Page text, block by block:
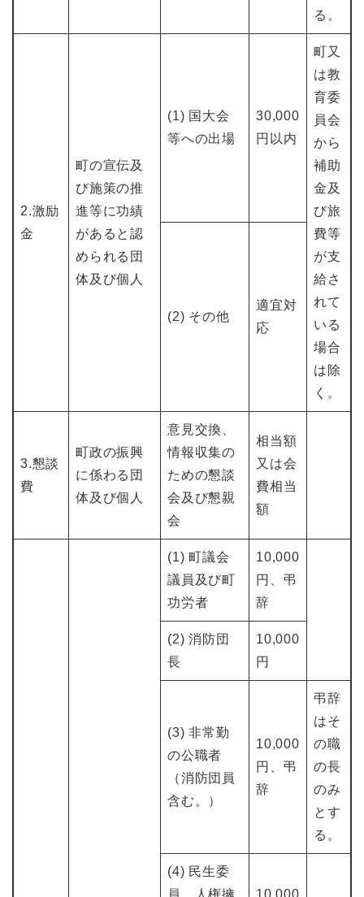
る。
2.激励
金
町の宣伝及
び施策の推
進等に功績
があると認
められる団
体及び個人
(1) 国大会
等への出場
30,000
円以内
町又
は教
育委
員会
から
補助
金及
び旅
費等
が支
給さ
れて
いる
場合
は除
く。
(2) その他
適宜対
応
3.懇談
費
町政の振興
に係わる団
体及び個人
意見交換、
情報収集の
ための懇談
会及び懇親
会
相当額
又は会
費相当
額
(1) 町議会
議員及び町
功労者
10,000
円、弔
辞
(2) 消防団
長
10,000
円
(3) 非常勤
の公職者
（消防団員
含む。）
10,000
円、弔
辞
弔辞
はそ
の職
の長
のみ
とす
る。
(4) 民生委
員、人権擁
10,000